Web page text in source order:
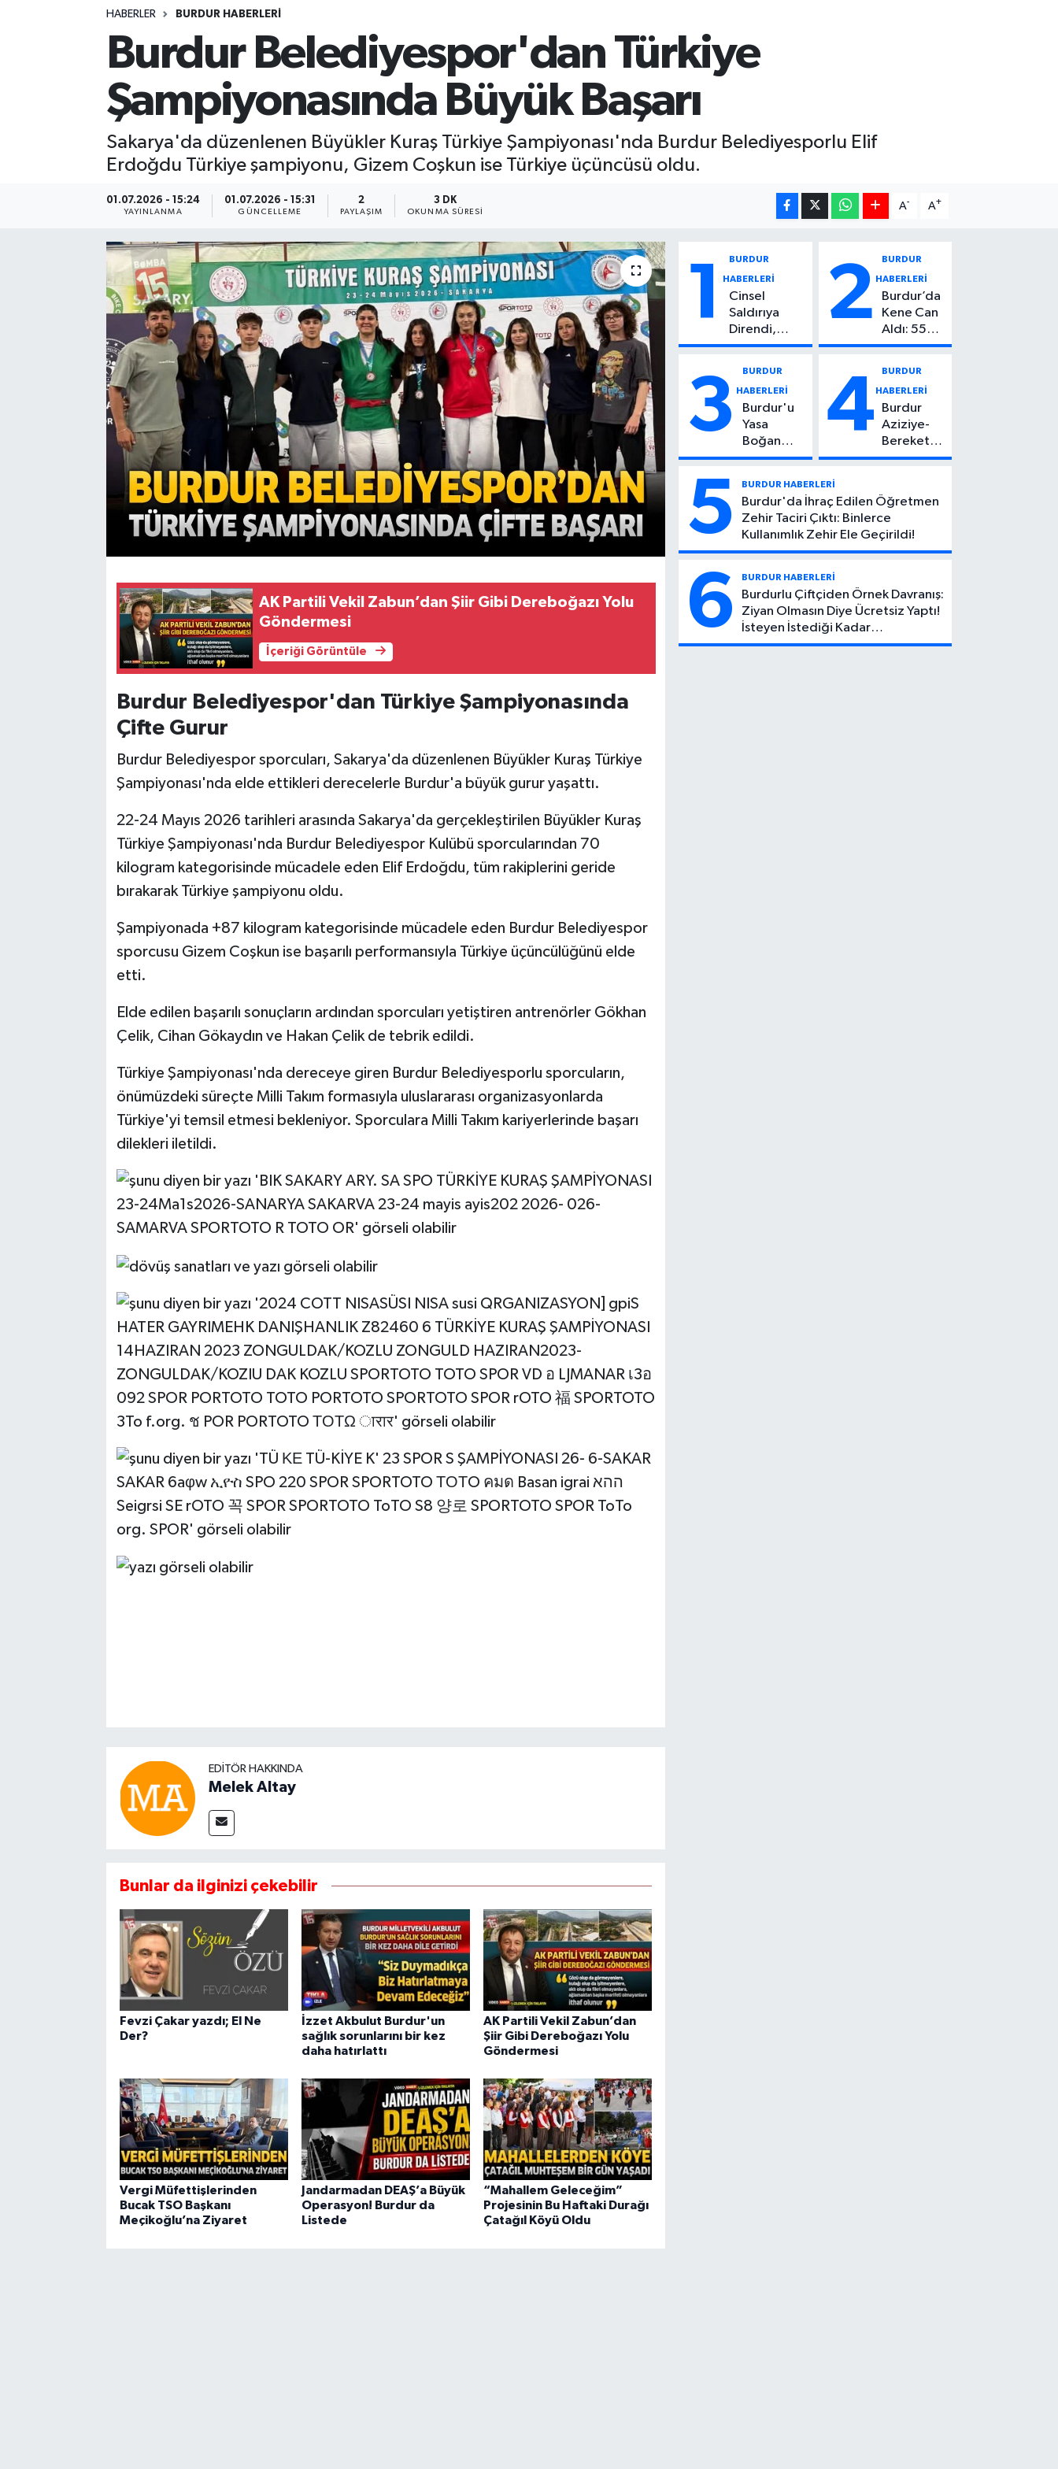
HABERLER BURDUR HABERLERİ
Burdur Belediyespor'dan Türkiye
Şampiyonasında Büyük Başarı
Sakarya'da düzenlenen Büyükler Kuraş Türkiye Şampiyonası'nda Burdur Belediyesporlu Elif
Erdoğdu Türkiye şampiyonu, Gizem Coşkun ise Türkiye üçüncüsü oldu.
01.07.2026 - 15:24
YAYINLANMA
01.07.2026 - 15:31
GÜNCELLEME
2
PAYLAŞIM
3 DK
OKUNMA SÜRESI
A- A+
AK Partili Vekil Zabun’dan Şiir Gibi Dereboğazı Yolu
Göndermesi
İçeriği Görüntüle
Burdur Belediyespor'dan Türkiye Şampiyonasında
Çifte Gurur
Burdur Belediyespor sporcuları, Sakarya'da düzenlenen Büyükler Kuraş Türkiye
Şampiyonası'nda elde ettikleri derecelerle Burdur'a büyük gurur yaşattı.
22-24 Mayıs 2026 tarihleri arasında Sakarya'da gerçekleştirilen Büyükler Kuraş
Türkiye Şampiyonası'nda Burdur Belediyespor Kulübü sporcularından 70
kilogram kategorisinde mücadele eden Elif Erdoğdu, tüm rakiplerini geride
bırakarak Türkiye şampiyonu oldu.
Şampiyonada +87 kilogram kategorisinde mücadele eden Burdur Belediyespor
sporcusu Gizem Coşkun ise başarılı performansıyla Türkiye üçüncülüğünü elde
etti.
Elde edilen başarılı sonuçların ardından sporcuları yetiştiren antrenörler Gökhan
Çelik, Cihan Gökaydın ve Hakan Çelik de tebrik edildi.
Türkiye Şampiyonası'nda dereceye giren Burdur Belediyesporlu sporcuların,
önümüzdeki süreçte Milli Takım formasıyla uluslararası organizasyonlarda
Türkiye'yi temsil etmesi bekleniyor. Sporculara Milli Takım kariyerlerinde başarı
dilekleri iletildi.
EDITÖR HAKKINDA
Melek Altay
Bunlar da ilginizi çekebilir
Fevzi Çakar yazdı; El Ne
Der?
İzzet Akbulut Burdur'un
sağlık sorunlarını bir kez
daha hatırlattı
AK Partili Vekil Zabun’dan
Şiir Gibi Dereboğazı Yolu
Göndermesi
Vergi Müfettişlerinden
Bucak TSO Başkanı
Meçikoğlu’na Ziyaret
Jandarmadan DEAŞ’a Büyük
Operasyon! Burdur da
Listede
“Mahallem Geleceğim”
Projesinin Bu Haftaki Durağı
Çatağıl Köyü Oldu
1 BURDUR
HABERLERİ
Cinsel
Saldırıya
Direndi,
Başından
Çocuktan
Kötü Haber!
2 BURDUR
HABERLERİ
Burdur’da
Kene Can
Aldı: 55
Yaşındaki
Kaybetti
3 BURDUR
HABERLERİ
Burdur'u
Yasa
Boğan
Ölüm:
Can Atıcı
Genç
Yaşta
Yaşamını
Yitirdi
4 BURDUR
HABERLERİ
Burdur
Aziziye-
Bereket
Köyü
Feci Kaza:
1 Ölü, 2
Yaralı
5 BURDUR HABERLERİ
Burdur'da İhraç Edilen Öğretmen
Zehir Taciri Çıktı: Binlerce
Kullanımlık Zehir Ele Geçirildi!
6 BURDUR HABERLERİ
Burdurlu Çiftçiden Örnek Davranış:
Ziyan Olmasın Diye Ücretsiz Yaptı!
İsteyen İstediği Kadar
Toplayabilecek